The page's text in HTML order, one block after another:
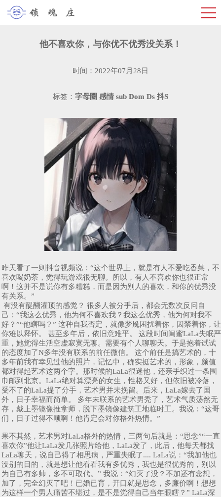
他不喜欢你，与你优不优秀没关系！
时间：2022年07月28日
标签： 字母圈 感情 sub Dom Ds 抖S
昨天看了一则抖音视频说：“这个世界上，就是有人不爱吃香菜，不
喜欢喝奶茶，觉得玩游戏很无聊。所以，有人不喜欢你也很正常
啊！这并不是说你有多糟糕，而是因为别人的喜欢，和你的优秀没
有关系。”
有没有醍醐灌顶的感觉？ 很多人被分手后，都会无数次反问自
己：“我这么优秀，他为何不喜欢我？我这么优秀，他为何对我不
好？”“他瞎吗？” 这种自我否定，就像梦魇困扰着你，囚禁着你，让
你难以释怀。 甚至多年后，依旧意难平。 这段时间闺蜜LaLa失眠严
重，她觉得生活空虚寂寞无聊。需要有个人聊聊天。于是抱着试试
的态度加了N多年没有联系的前任微信。 这个前任是搞艺术的，十
多年前我有幸见过他的照片，记忆中，确实挺艺术的，形象，颜值
都对得起艺术这两个字。那时候的LaLa很迷他，还亲手织过一条围
巾邮到北京。LaLa绝对算漂亮的女生，性格又好，但依旧被冷落，
受不了的LaLa提了分手，艺术男并未挽留。后来，LaLa嫁去了国
外，日子幸福而简单。 多年未联系的艺术男秃了，艺术气质荡然无
存，戴上墨镜像推拿师，脱下墨镜像建筑工地临时工。我说：“这哥
们，日子过得不顺啊！他肯定会对你格外热情。”
果不其然，艺术男对LaLa格外的热情，三两句后就是：“思念”“一直
喜欢你”他让LaLa发几张照片给他，LaLa发了，此后，他每天都找
LaLa聊天，说自己得了相思病，严重失眠了.... LaLa说：“我加他也
没别的目的，就是想让他看看我有多优秀，我也是很优秀的，别以
为自己有多帅，多不可取代。” 我说：“幻灭了没？不加还有念想，
加了，完全幻灭了吧！已婚已育，开口就是思念，多廉价啊！想想
为这样一个男人痛苦不堪过，是不是觉得自己当年眼瞎？” LaLa深